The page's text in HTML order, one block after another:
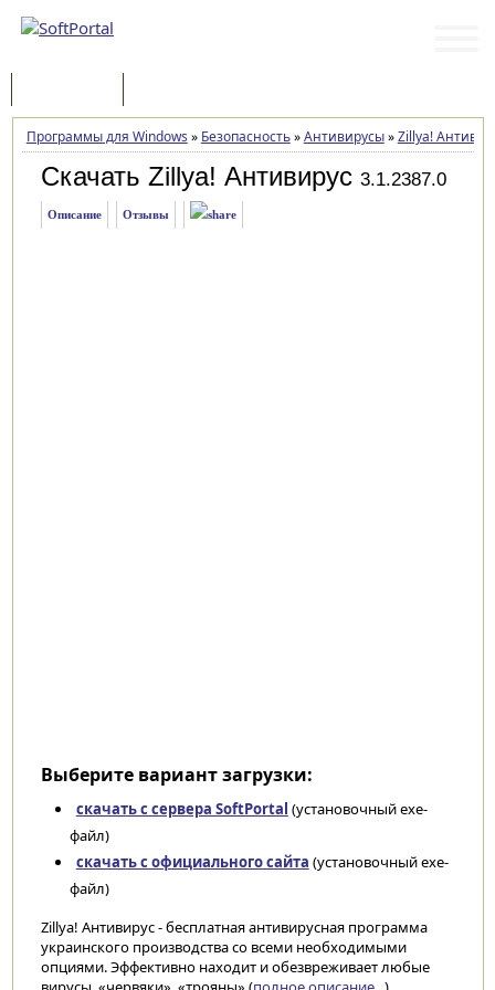
Программы для Windows » Безопасность»Антивирусы»Zillya!
Скачать Zillya! Антивирус 3.1.2387.0
Описание Отзывы
Выберите вариант загрузки:
скачать с сервера SoftPortal (установочный exe-
файл)
скачать с официального сайта (установочный exe-
файл)
Zillya! Антивирус - бесплатная антивирусная программа
украинского производства со всеми необходимыми
опциями. Эффективно находит и обезвреживает любые